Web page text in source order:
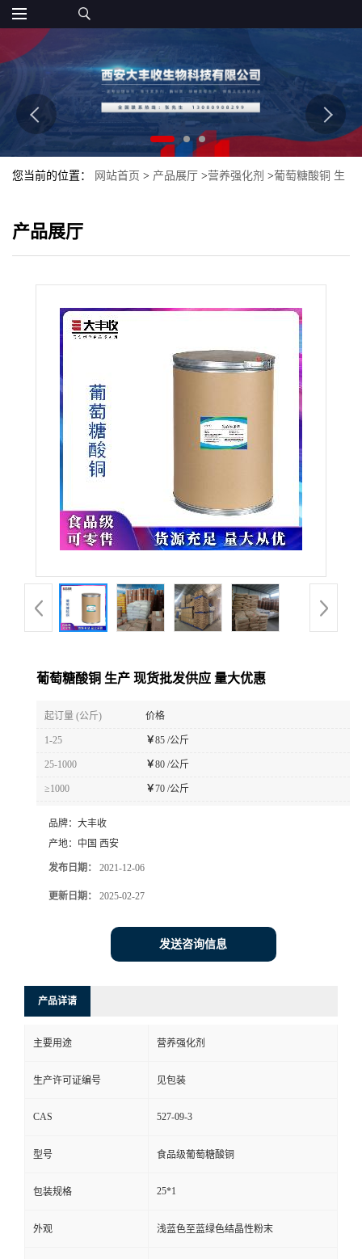
您当前的位置： 网站首页 > 产品展厅 >营养强化剂 >葡萄糖酸铜 生
产品展厅
葡萄糖酸铜 生产 现货批发供应 量大优惠
起订量 (公斤) 价格
1-25 ￥85 /公斤
25-1000 ￥80 /公斤
≥1000 ￥70 /公斤
品牌： 大丰收
产地： 中国 西安
发布日期： 2021-12-06
更新日期： 2025-02-27
发送咨询信息
产品详请
主要用途 营养强化剂
生产许可证编号 见包装
CAS 527-09-3
型号 食品级葡萄糖酸铜
包装规格 25*1
外观 浅蓝色至蓝绿色结晶性粉末